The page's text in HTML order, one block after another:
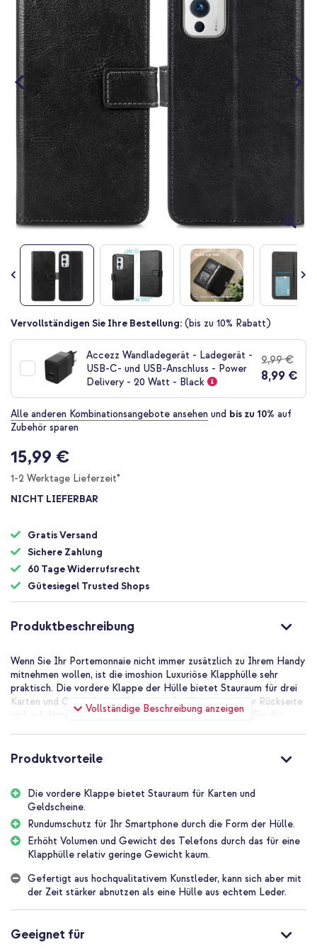
Zum
Bildgalerie
springen
Vervollständigen Sie Ihre Bestellung: (bis zu 10% Rabatt)
Accezz Wandladegerät - Ladegerät -
USB-C- und USB-Anschluss - Power
Delivery - 20 Watt - Black
9,99 €
8,99 €
Alle anderen Kombinationsangebote ansehen und bis zu 10% auf
Zubehör sparen
15,99 €
1-2 Werktage Lieferzeit*
NICHT LIEFERBAR
Gratis Versand
Sichere Zahlung
60 Tage Widerrufsrecht
Gütesiegel Trusted Shops
Produktbeschreibung
Vollständige Beschreibung anzeigen
Wenn Sie Ihr Portemonnaie nicht immer zusätzlich zu Ihrem Handy
mitnehmen wollen, ist die imoshion Luxuriöse Klapphülle sehr
praktisch. Die vordere Klappe der Hülle bietet Stauraum für drei
Karten und Geldscheine. Vermeiden Sie Kratzer auf der Rückseite
und auf dem Bildschirm Ihres Smartphones, auch wenn Sie das
An der Innenseite der Klapphülle befindet sich eine flexible
über den Bildschirm des Geräts hinaus. Dadurch wird auch der
Rand des Smartphone-Displays vor Stößen geschützt. Die
Frontklappe hält die Hülle dank eines starken Magnetverschlusses
auch bei einem Sturz oder Aufprall sicher geschlossen.
Moderne und schlanke Passform
Die Hülle ist aus Kunstleder gefertigt und ist in mehreren Farben
erhältlich. Entscheiden Sie sich für ein neutrales Schwarz oder
gefällt Ihnen eine blaue, grüne oder graue Hülle besser? Der
nicht unnötig dick, so dass diese Klapphülle für ein solches
Produkt relativ wenig Volumen zu Ihrem Smartphone hinzufügt.
Produktvorteile
Die vordere Klappe bietet Stauraum für Karten und
Geldscheine.
Rundumschutz für Ihr Smartphone durch die Form der Hülle.
Erhöht Volumen und Gewicht des Telefons durch das für eine
Klapphülle relativ geringe Gewicht kaum.
Gefertigt aus hochqualitativem Kunstleder, kann sich aber mit
der Zeit stärker abnutzen als eine Hülle aus echtem Leder.
Geeignet für